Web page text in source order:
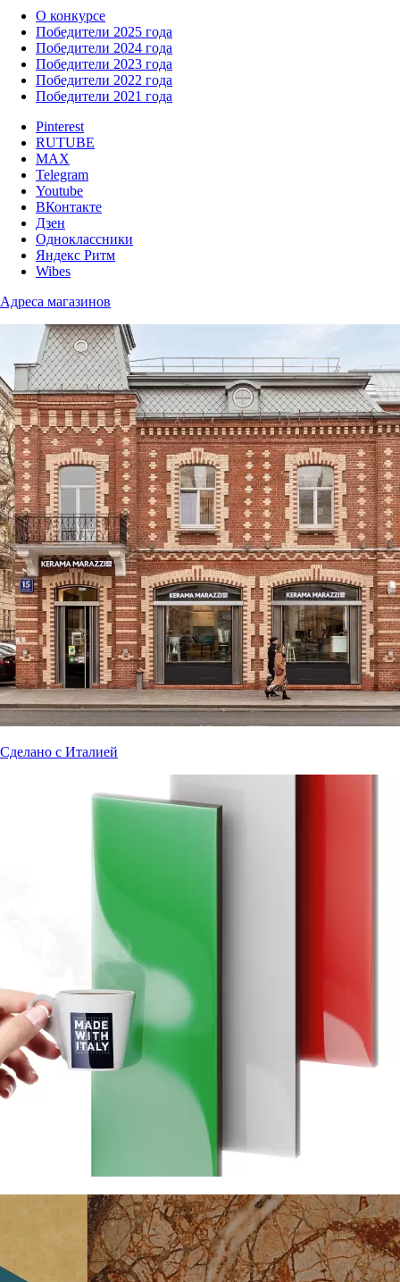
О конкурсе
Победители 2025 года
Победители 2024 года
Победители 2023 года
Победители 2022 года
Победители 2021 года
Pinterest
RUTUBE
MAX
Telegram
Youtube
ВКонтакте
Дзен
Одноклассники
Яндекс Ритм
Wibes
Адреса магазинов
Сделано с Италией